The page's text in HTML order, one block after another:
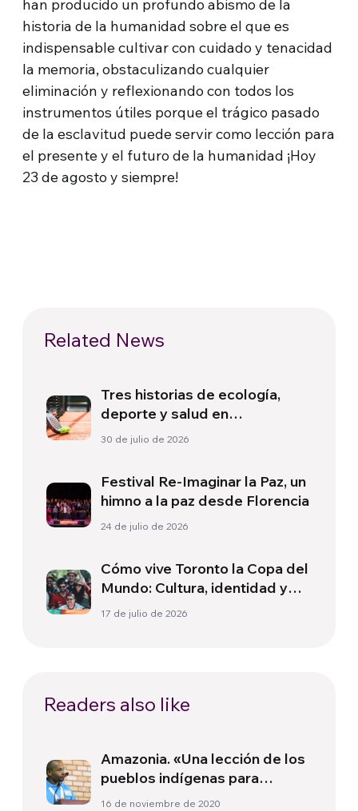
han producido un profundo abismo de la
historia de la humanidad sobre el que es
indispensable cultivar con cuidado y tenacidad
la memoria, obstaculizando cualquier
eliminación y reflexionando con todos los
instrumentos útiles porque el trágico pasado
de la esclavitud puede servir como lección para
el presente y el futuro de la humanidad ¡Hoy
23 de agosto y siempre!
Related News
Tres historias de ecología,
deporte y salud en
Sudamérica
30 de julio de 2026
Festival Re-Imaginar la Paz, un
himno a la paz desde Florencia
24 de julio de 2026
Cómo vive Toronto la Copa del
Mundo: Cultura, identidad y
política más allá del terreno
17 de julio de 2026
Readers also like
Amazonia. «Una lección de los
pueblos indígenas para
cambiar la economía»
16 de noviembre de 2020